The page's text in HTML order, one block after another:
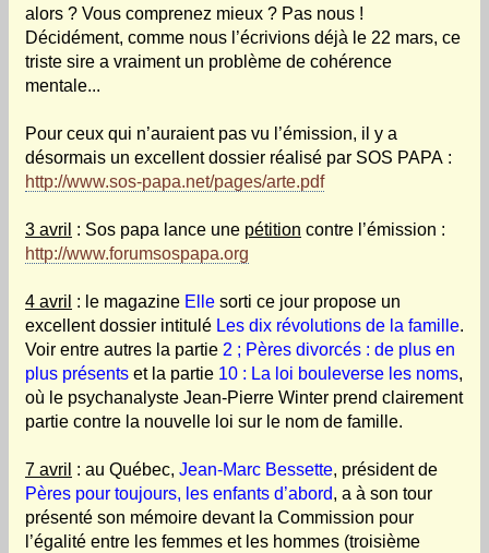
alors ? Vous comprenez mieux ? Pas nous !
Décidément, comme nous l’écrivions déjà le 22 mars, ce
triste sire a vraiment un problème de cohérence
mentale...
Pour ceux qui n’auraient pas vu l’émission, il y a
désormais un excellent dossier réalisé par SOS PAPA :
http://www.sos-papa.net/pages/arte.pdf
3 avril : Sos papa lance une pétition contre l’émission :
http://www.forumsospapa.org
4 avril : le magazine Elle sorti ce jour propose un
excellent dossier intitulé Les dix révolutions de la famille.
Voir entre autres la partie 2 ; Pères divorcés : de plus en
plus présents et la partie 10 : La loi bouleverse les noms,
où le psychanalyste Jean-Pierre Winter prend clairement
partie contre la nouvelle loi sur le nom de famille.
7 avril : au Québec, Jean-Marc Bessette, président de
Pères pour toujours, les enfants d’abord, a à son tour
présenté son mémoire devant la Commission pour
l’égalité entre les femmes et les hommes (troisième